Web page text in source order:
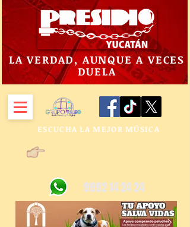
LA VERDAD, AUNQUE A VECES
DUELA
ESCUCHA LA MEJOR MÚSICA
9992 14 24 24